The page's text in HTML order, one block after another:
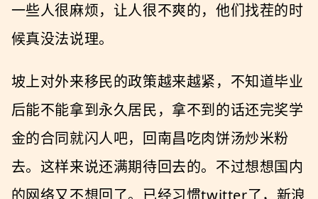
一些人很麻烦，让人很不爽的，他们找茬的时
候真没法说理。
坡上对外来移民的政策越来越紧，不知道毕业
后能不能拿到永久居民，拿不到的话还完奖学
金的合同就闪人吧，回南昌吃肉饼汤炒米粉
去。这样来说还满期待回去的。不过想想国内
的网络又不想回了。已经习惯twitter了，新浪